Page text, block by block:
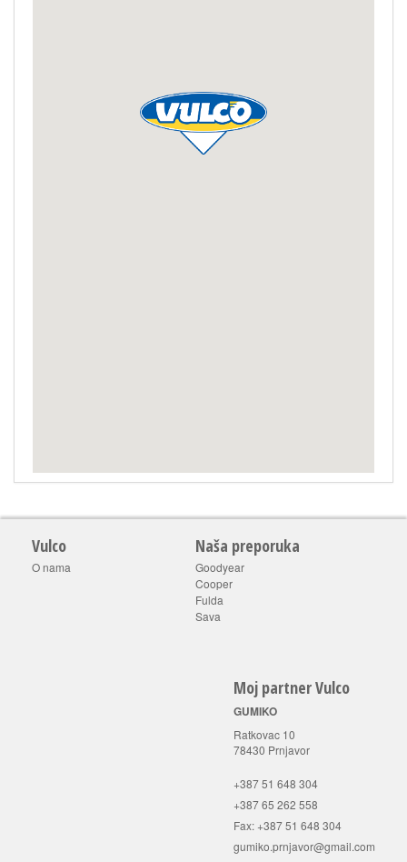
Vulco
O nama
Naša preporuka
Goodyear
Cooper
Fulda
Sava
Moj partner Vulco
GUMIKO
Ratkovac 10
78430 Prnjavor
+387 51 648 304
+387 65 262 558
Fax: +387 51 648 304
gumiko.prnjavor@gmail.com